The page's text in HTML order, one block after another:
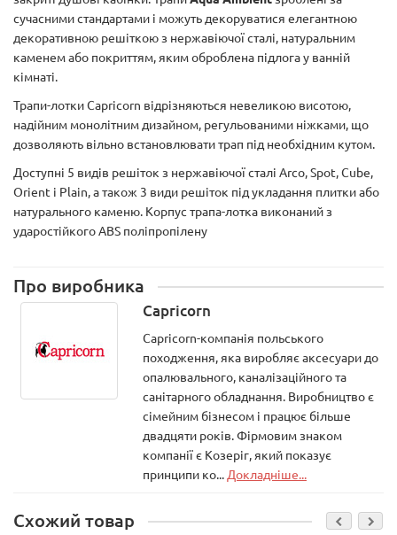
сучасними стандартами і можуть декоруватися елегантною
декоративною решіткою з нержавіючої сталі, натуральним
каменем або покриттям, яким оброблена підлога у ванній
кімнаті.
Трапи-лотки Capricorn відрізняються невеликою висотою,
надійним монолітним дизайном, регульованими ніжками, що
дозволяють вільно встановлювати трап під необхідним кутом.
Доступні 5 видів решіток з нержавіючої сталі Arco, Spot, Cube,
Orient і Plain, а також 3 види решіток під укладання плитки або
натурального каменю. Корпус трапа-лотка виконаний з
ударостійкого ABS поліпропілену
Про виробника
Capricorn
Capricorn-компанія польського
походження, яка виробляє аксесуари до
опалювального, каналізаційного та
санітарного обладнання. Виробництво є
сімейним бізнесом і працює більше
двадцяти років. Фірмовим знаком
компанії є Козеріг, який показує
принципи ко... Докладніше...
Схожий товар